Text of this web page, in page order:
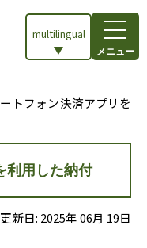
multilingual
メニュー
トフォン決済アプリを
利用した納付
更新日: 2025年06月 19日